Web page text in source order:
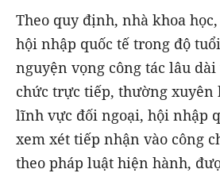
Theo quy định, nhà khoa
hội nhập quốc tế trong độ
nguyện vọng công tác lâu
chức trực tiếp, thường xuyên
lĩnh vực đối ngoại, hội nhập
xem xét tiếp nhận vào công
theo pháp luật hiện hành,